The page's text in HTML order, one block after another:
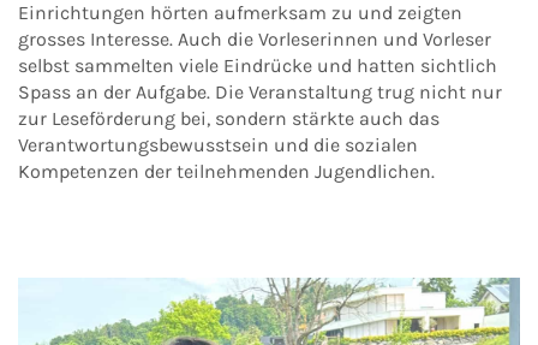
Einrichtungen hörten aufmerksam zu und zeigten
grosses Interesse. Auch die Vorleserinnen und Vorleser
selbst sammelten viele Eindrücke und hatten sichtlich
Spass an der Aufgabe. Die Veranstaltung trug nicht nur
zur Leseförderung bei, sondern stärkte auch das
Verantwortungsbewusstsein und die sozialen
Kompetenzen der teilnehmenden Jugendlichen.